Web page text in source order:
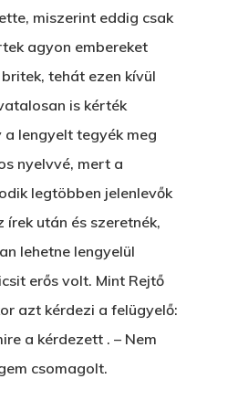
miszerint eddig csak
agyon embereket
tehát ezen kívül
is kérték
lengyelt tegyék meg
nyelvvé, mert a
legtöbben jelenlevők
után és szeretnék,
lehetne lengyelül
erős volt. Mint Rejtő
azt kérdezi a felügyelő:
a kérdezett . – Nem
csomagolt.